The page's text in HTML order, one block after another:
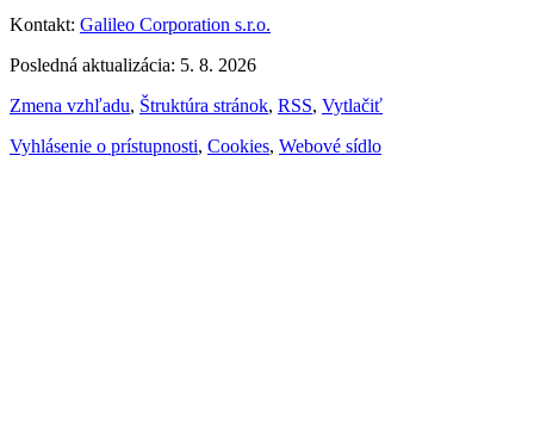
Kontakt: Galileo Corporation s.r.o.
Posledná aktualizácia: 5. 8. 2026
Zmena vzhľadu, Štruktúra stránok, RSS, Vytlačiť
Vyhlásenie o prístupnosti, Cookies, Webové sídlo